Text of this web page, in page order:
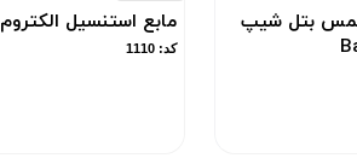
بتل شیپ
مابع استنسیل الکتروم 240ml
کد: 1110